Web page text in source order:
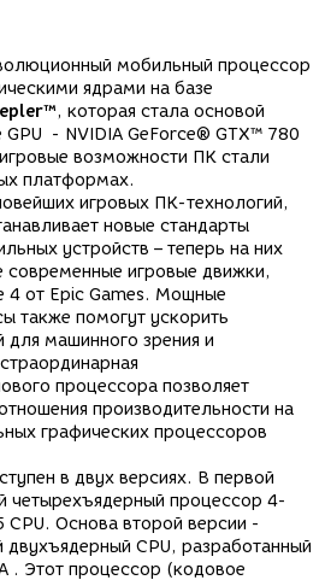
мобильный процессор
ядрами на базе
, которая стала основой
- NVIDIA GeForce® GTX™ 780
возможности ПК стали
платформах.
игровых ПК-технологий,
новые стандарты
устройств – теперь на них
современные игровые движки,
4 от Epic Games. Мощные
также помогут ускорить
машинного зрения и
процессора позволяет
производительности на
графических процессоров
в двух версиях. В первой
четырехъядерный процессор 4-
Основа второй версии -
CPU, разработанный
. Этот процессор (кодовое